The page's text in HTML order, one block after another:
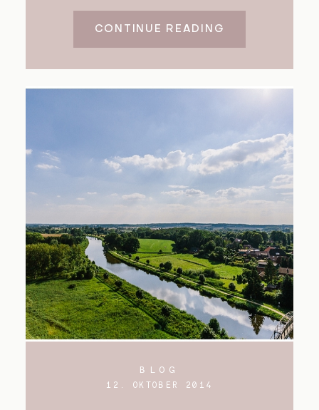
CONTINUE READING
BLOG
12. OKTOBER 2014